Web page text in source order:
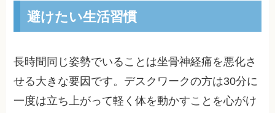
避けたい生活習慣
長時間同じ姿勢でいることは坐骨神経痛を悪化さ
せる大きな要因です。デスクワークの方は30分に
一度は立ち上がって軽く体を動かすことを心がけ